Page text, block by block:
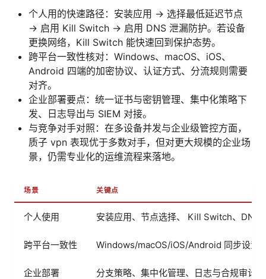
个人用的快速路径：安装应用 → 选择最低延迟节点
→ 启用 Kill Switch → 启用 DNS 泄漏防护。若设备
更换网络，Kill Switch 能快速回到保护态势。
跨平台一致性核对：Windows、macOS、iOS、
Android 四端的加密协议、认证方式、分流规则需要
对齐。
企业部署要点：统一证书与密钥管理、集中化策略下
发、日志导出与 SIEM 对接。
与竞争对手对照：在多设备并发与企业级管控方面，
质子 vpn 表现优于多数对手，但对更大规模的企业场
景，仍需专业化的运维流程来落地。
场景 关键点
个人使用 安装应用、节点选择、 Kill Switch、DNS
跨平台一致性 Windows/macOS/iOS/Android 同步设置
企业部署 分支策略、集中化管理、日志与合规审计